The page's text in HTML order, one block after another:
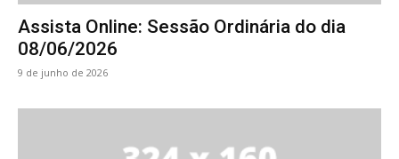
Assista Online: Sessão Ordinária do dia
08/06/2026
9 de junho de 2026